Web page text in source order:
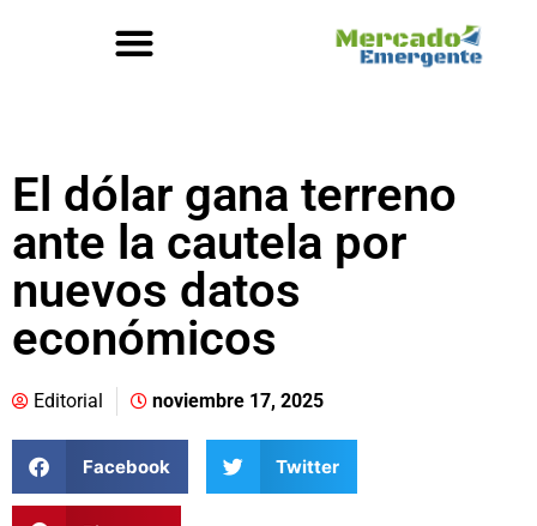
El dólar gana terreno
ante la cautela por
nuevos datos
económicos
Editorial noviembre 17, 2025
Facebook Twitter